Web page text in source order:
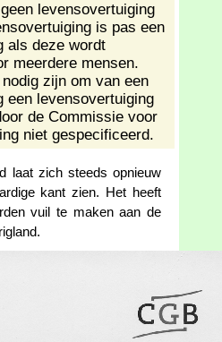
levensovertuiging
is pas een
als deze wordt
meerdere mensen.
zijn om van een
een levensovertuiging
de Commissie voor
niet gespecificeerd.
laat zich steeds opnieuw
kant zien. Het heeft
vuil te maken aan de